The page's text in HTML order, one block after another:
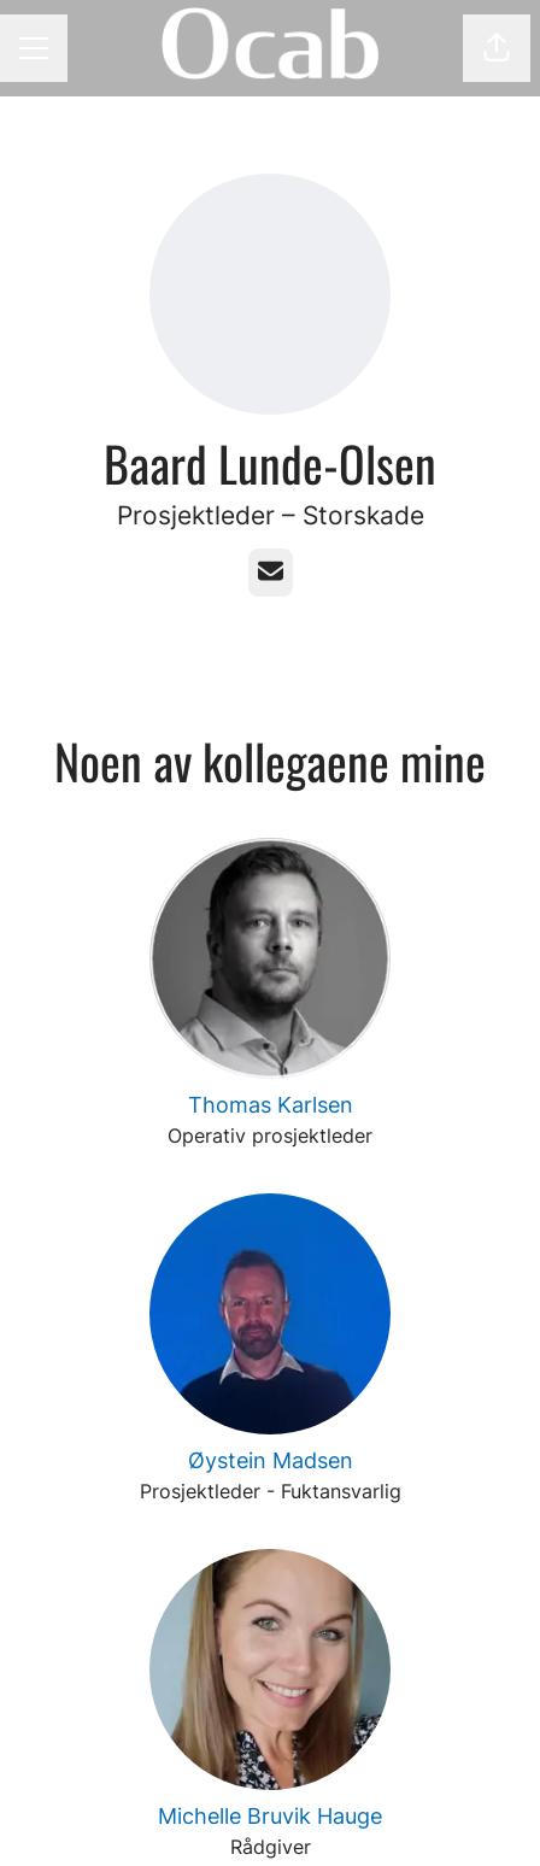
Baard Lunde-Olsen
Prosjektleder – Storskade
E-post
Noen av kollegaene mine
Thomas Karlsen
Operativ prosjektleder
Øystein Madsen
Prosjektleder - Fuktansvarlig
Michelle Bruvik Hauge
Rådgiver